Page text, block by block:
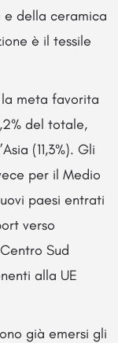
e della ceramica
è il tessile
la meta favorita
del totale,
(11,3%). Gli
per il Medio
paesi entrati
verso
Sud
alla UE
già emersi gli